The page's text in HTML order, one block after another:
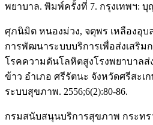
พยาบาล. พิมพ์ครั้งที่ 7. กรุงเทพฯ: บุ
ศุภนิมิต หนองม่วง, จตุพร เหลืองอุ
การพัฒนาระบบบริการเพื่อส่งเสริม
โรคความดันโลหิตสูงโรงพยาบาลส่
ข้าว อำเภอ ศรีรัตนะ จังหวัดศรีสะเ
ระบบสุขภาพ. 2556;6(2):80-86.
กรมสนับสนุนบริการสุขภาพ กระท